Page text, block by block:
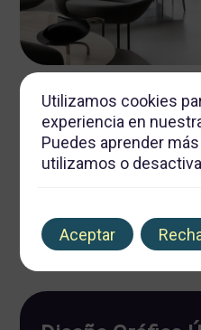
Autor
Descubre las tendencias en
3 min de lectura
Utilizamos cookies
experiencia en
Puedes aprender
utilizamos o
Aceptar